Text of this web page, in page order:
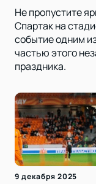
Не пропустите
Спартак на
событие одним
частью этого
праздника.
9 декабря 2025